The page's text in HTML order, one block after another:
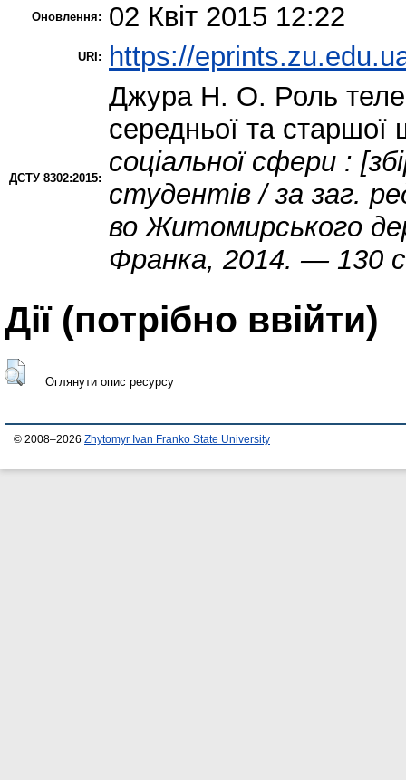
Оновлення: 02 Квіт 2015 12:22
URI: https://
ДСТУ 8302:2015:
Джура Н. О. Роль
середньої та
соціальної сфери :
студентів / за заг.
во Житомирського
Франка, 2014. — 130
Дії ​​(потрібно ввійти)
Оглянути опис ресурсу
© 2008–2026 Zhytomyr Ivan Franko State University